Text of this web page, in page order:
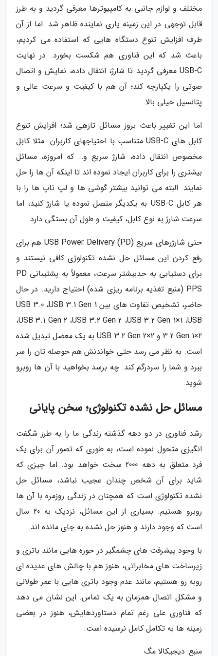
مختلف و لوازم جانبی به کامپیوترها معرفی گردید و به طرز
قابل توجهی در این زمینه یاری نماینده ظاهر شد. اما از آن
طرف افزایش تنوع دستگاه هایی که استفاده می کردیم،
باعث شد که این فناوری هم شکست بخورد. در نهایت
USB-C معرفی گردید تا شارژ، انتقال داده، نمایش و اتصال
صوتی را یکپارچه کند؛ آن هم با کیفیت و سرعت عالی و
پتانسیل خیلی بالا.
اما این تغییر باعث بروز مسائل تازهی شد؛ افزایش تنوع
کابل های USB-C متناسب با احتیاجهای کاربران. مثلا کابل
مخصوص انتقال داده، شارژ سریع و… که امروزه، مسائل
بیشتری را برای کاربران ایجاد نموده اند تا اینکه آن ها را حل
نمایند. البته می توانید بیشتر گوشی ها و لپ تاپ ها را با
هر کابل USB-C به یکدیگر متصل نموده یا شارژ کنید، اما
سرعت شارژ به نوع کابل، کیفیت و طول آن بستگی دارد.
حتی شارژرهای سریع USB Power Delivery (PD) هم برای
رفع کردن این مسائل حل نشده تکنولوژی کافی نیستند و
برای دستیابی به حدبیشتر سرعت، معمولاً به پشتیبانی PD
PPS (منبع تغذیه برنامه ریزی شده) احتیاج دارید. در حال
حاضر، تشخیص تفاوت های بین USB 3.0 ،USB 3.1 Gen 1
،USB 3.1 Gen 2 ،USB 3.2 Gen 2 ،USB 3.2 Gen 1×1 ،USB
3.2 Gen 1×2 و USB 3.2 Gen 2×2 به یک معضل تبدیل شده
است. به نظر می رسد حتی خواندنش هم حوصله تان را سر
ببرد و شما را سردرگم کند. چه برسد بخواهید با آن ها روبرو
شوید.
مسائل حل نشده تکنولوژی؛ سخن پایانی
رشد فناوری در دو دهه گذشته زندگی ما را به طرز شگفت
انگیزی متحول نموده است، به طوری که تصور آن برای یک
فرد متعلق به دهه 2000 سخت خواهد بود. اما چیزی که
شاید برای آن شخص چندان عجیب نباشد، مسائل حل
نشده تکنولوژی است که همچنان در زندگی روزمره با آن ها
روبرو هستیم. بسیاری از این مسائل، نزدیک به 20 سال
است که وجود دارند و هنوز حل نشده به جای مانده اند.
با وجود پیشرفت های چشمگیر در حوزه هایی مانند باتری و
زیرساخت های مخابراتی، هنوز هم با چالش های عدیده ای
روبه رو هستیم، مانند عدم وجود باتری هایی با عمر طولانی
و مشکل اتصال همزمان به یک تماس. این نشان می دهد
که فناوری علی رغم تمام دستاوردهایش، هنوز در بعضی
زمینه ها به تکامل کامل نرسیده است.
منبع: دیجیکالا مگ